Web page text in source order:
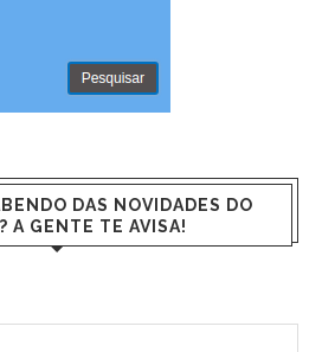
DAS NOVIDADES DO
A GENTE TE AVISA!